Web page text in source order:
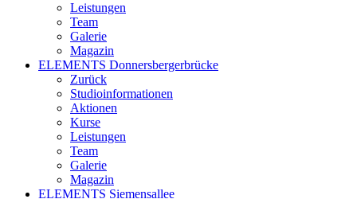
Leistungen
Team
Galerie
Magazin
ELEMENTS Donnersbergerbrücke
Zurück
Studioinformationen
Aktionen
Kurse
Leistungen
Team
Galerie
Magazin
ELEMENTS Siemensallee